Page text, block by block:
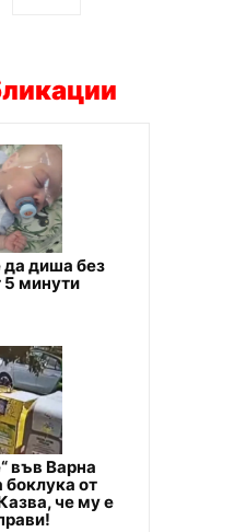
диша без
5 минути
във Варна
от
че му е